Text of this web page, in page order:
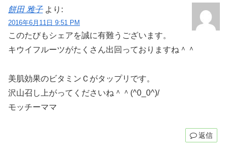
餅田 雅子 より:
2016年6月11日 9:51 PM
このたびもシェアを誠に有難うございます。
キウイフルーツがたくさん出回っておりますね＾＾
美肌効果のビタミンＣがタップリです。
沢山召し上がってくださいね＾＾(^0_0^)/
モッチーママ
返信